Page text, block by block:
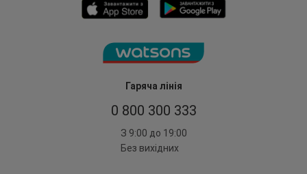
Гаряча лінія
0 800 300 333
З 9:00 до 19:00
Без вихідних